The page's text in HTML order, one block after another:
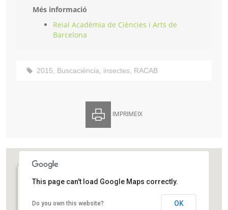
Més informació
Reial Acadèmia de Ciències i Arts de
Barcelona
2015, Buscaciència, insectes, RACAB
IMPRIMEIX
La Rambla, 115
This page can't load Google Maps correctly.
Do you own this website? OK